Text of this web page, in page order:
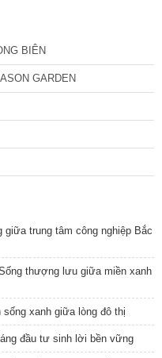
BIÊN
GARDEN
trung tâm công nghiệp Bắc
thượng lưu giữa miền xanh
sống xanh giữa lòng đô thị
đầu tư sinh lời bền vững